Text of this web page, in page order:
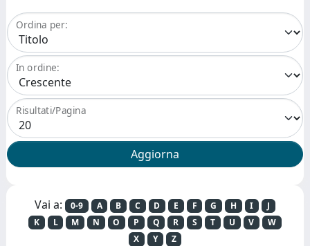
Ordina per:
In ordine:
Risultati/Pagina
Vai a: 0-9 A B C D E F G H I
J
K
L M N O P Q R S T U V
W
X
Y Z